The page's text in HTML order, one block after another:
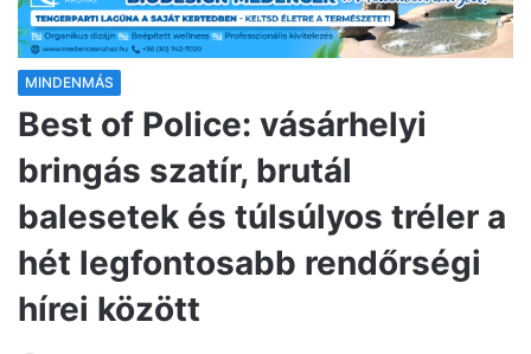
MINDENMÁS
Best of Police: vásárhelyi
bringás szatír, brutál
balesetek és túlsúlyos tréler a
hét legfontosabb rendőrségi
hírei között